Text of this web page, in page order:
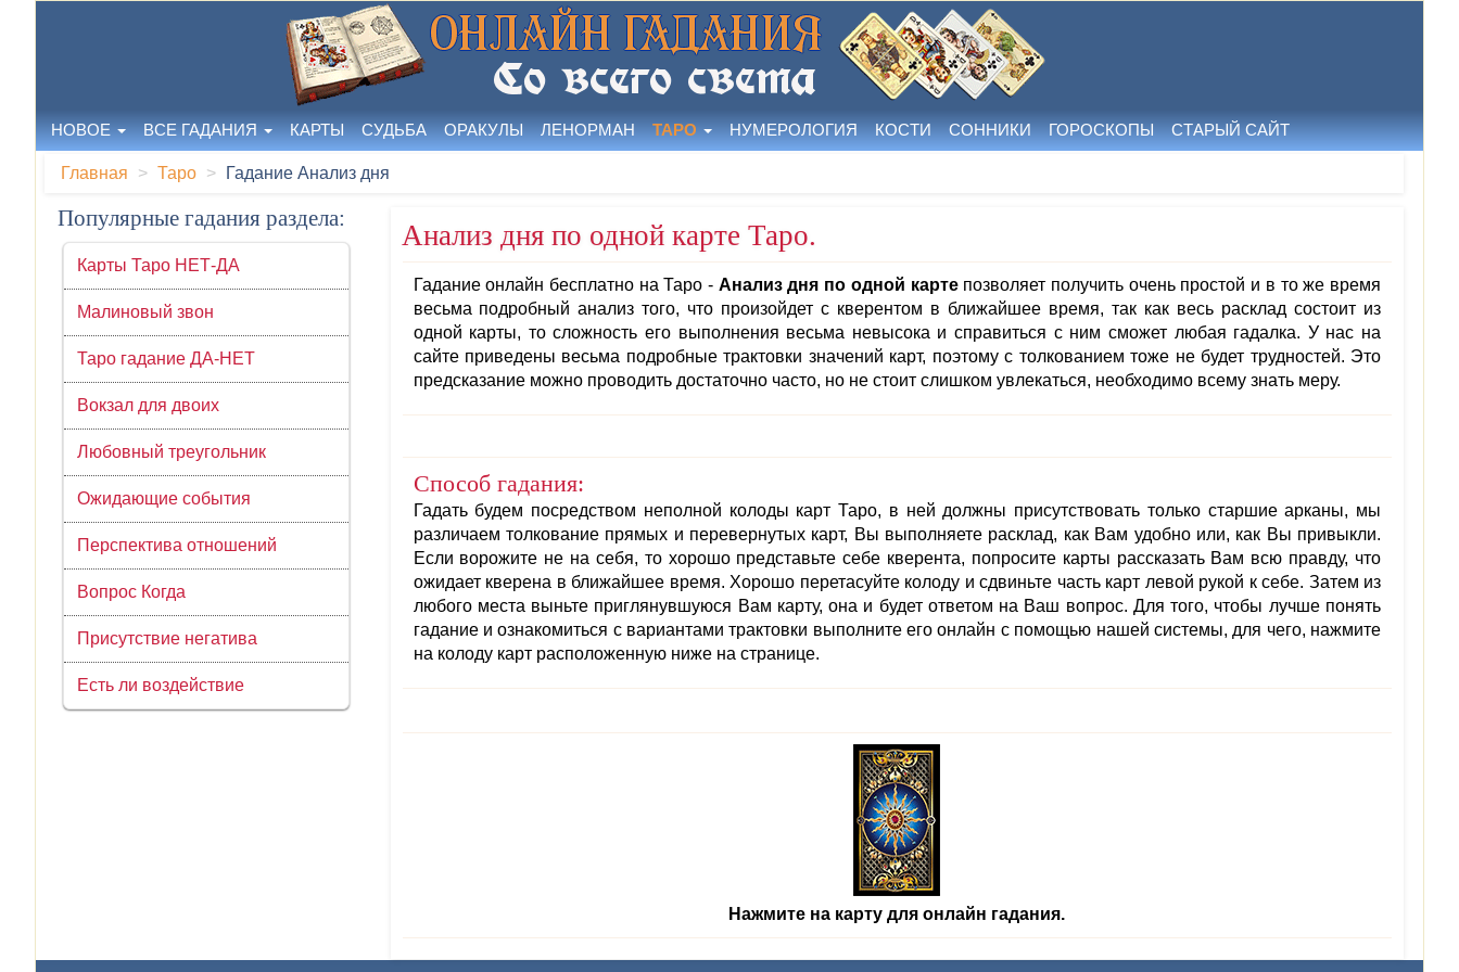
НОВОЕ ВСЕ ГАДАНИЯ КАРТЫ СУДЬБА ОРАКУЛЫ ЛЕНОРМАН ТАРО НУМЕРОЛОГИЯ КОСТИ СОННИКИ ГОРОСКОПЫ СТАРЫЙ САЙТ
Главная Таро Гадание Анализ дня
Популярные гадания раздела:
Карты Таро НЕТ-ДА
Малиновый звон
Таро гадание ДА-НЕТ
Вокзал для двоих
Любовный треугольник
Ожидающие события
Перспектива отношений
Вопрос Когда
Присутствие негатива
Есть ли воздействие
Анализ дня по одной карте Таро.
Гадание онлайн бесплатно на Таро - Анализ дня по одной картепозволяет получить очень простой и в то же время
весьма подробный анализ того, что произойдет с кверентом в ближайшее время, так как весь расклад состоит из
одной карты, то сложность его выполнения весьма невысока и справиться с ним сможет любая гадалка. У нас на
сайте приведены весьма подробные трактовки значений карт, поэтому с толкованием тоже не будет трудностей. Это
предсказание можно проводить достаточно часто, но не стоит слишком увлекаться, необходимо всему знать меру.
Способ гадания:
Гадать будем посредством неполной колоды карт Таро, в ней должны присутствовать только старшие арканы, мы
различаем толкование прямых и перевернутых карт, Вы выполняете расклад, как Вам удобно или, как Вы привыкли.
Если ворожите не на себя, то хорошо представьте себе кверента, попросите карты рассказать Вам всю правду, что
ожидает кверена в ближайшее время. Хорошо перетасуйте колоду и сдвиньте часть карт левой рукой к себе. Затем из
любого места выньте приглянувшуюся Вам карту, она и будет ответом на Ваш вопрос. Для того, чтобы лучше понять
гадание и ознакомиться с вариантами трактовки выполните его онлайн с помощью нашей системы, для чего, нажмите
на колоду карт расположенную ниже на странице.
Нажмите на карту для онлайн гадания.